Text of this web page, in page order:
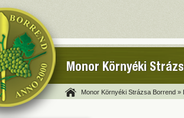
Monor Környéki
Monor Környéki Strázsa Borrend »